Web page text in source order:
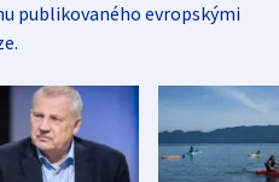
publikovaného evropskými